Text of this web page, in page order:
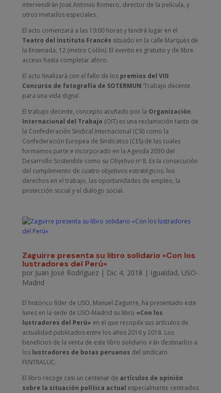
intervendrán José Antonio Romero, director de la película, y
otros invitados especiales.
El acto comenzará a las 19:00 horas y tendrá lugar en el
Teatro del Instituto Francés situado en la calle Marqués de
la Ensenada, 12 (metro Colón). El evento es gratuito y de libre
acceso hasta completar aforo.
El acto finalizará con el fallo de los premios del VIII
Concurso de fotografía de SOTERMUN ‘Trabajo decente
para una vida digna’.
El trabajo decente, concepto acuñado por la Organización
Internacional del Trabajo (OIT) es una reclamación tanto de
la Confederación Sindical Internacional (CSI) como la
Confederación Europea de Sindicatos (CES) de las cuales
formamos parte e incorporado en la Agenda 2030 del
Desarrollo Sostenible como su Objetivo nº 8. Es la consecución
del cumplimiento de cuatro objetivos estratégicos: los
derechos en el trabajo, las oportunidades de empleo, la
protección social y el diálogo social.
Zaguirre presenta su libro solidario «Con los
lustradores del Perú»
por Juan José Rodríguez| Dic 4, 2018 | Igualdad, USO-
Madrid
El histórico líder de USO, Manuel Zaguirre, ha presentado este
lunes en la sede de USO-Madrid su libro «Con los
lustradores del Perú» en el que recopila sus artículos de
actualidad publicados entre los años 2016 y 2018. Los
beneficios de la venta de este libro solidario irán destinados a
loslustradores de botas peruanos del sindicato
FENTRALUC.
El libro recoge casi un centenar de artículos de opinión
sobre la situación política actual especialmente centrados